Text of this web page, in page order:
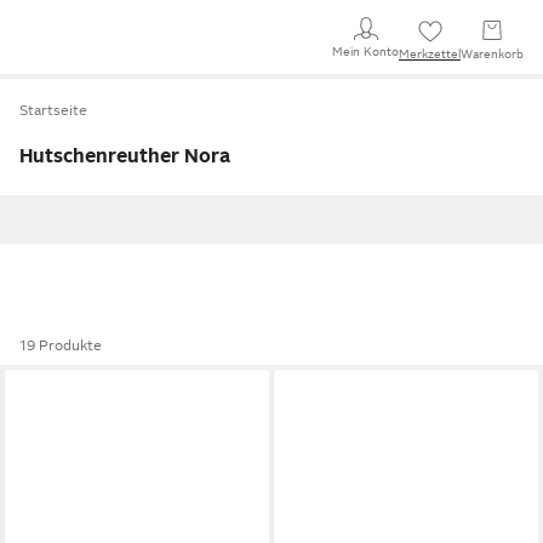
Mein KontoMerkzettel Warenkorb
Startseite
Hutschenreuther Nora
19 Produkte